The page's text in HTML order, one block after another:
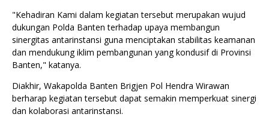
"Kehadiran Kami dalam kegiatan tersebut merupakan wujud
dukungan Polda Banten terhadap upaya membangun
sinergitas antarinstansi guna menciptakan stabilitas keamanan
dan mendukung iklim pembangunan yang kondusif di Provinsi
Banten," katanya.
Diakhir, Wakapolda Banten Brigjen Pol Hendra Wirawan
berharap kegiatan tersebut dapat semakin memperkuat sinergi
dan kolaborasi antarinstansi.